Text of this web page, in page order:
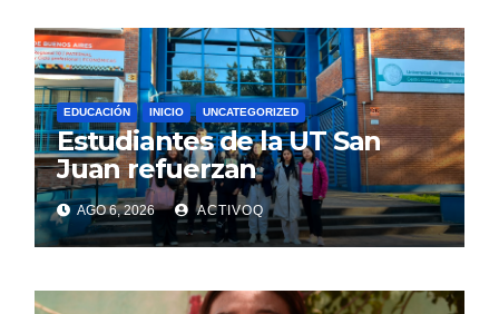
EDUCACIÓN INICIO UNCATEGORIZED
Estudiantes de la UT San
Juan refuerzan
conocimientos de turismo
rural, en Argentina
AGO 6, 2026 ACTIVOQ